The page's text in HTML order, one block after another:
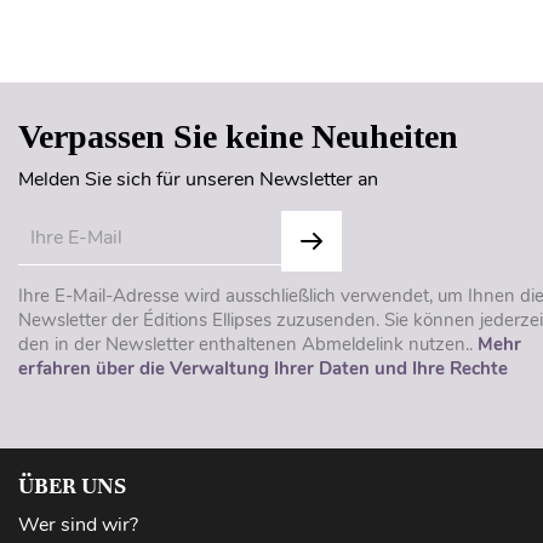
Verpassen Sie keine Neuheiten
Melden Sie sich für unseren Newsletter an
Ihre E-Mail-Adresse wird ausschließlich verwendet, um Ihnen die
Newsletter der Éditions Ellipses zuzusenden. Sie können
den in der Newsletter enthaltenen Abmeldelink nutzen.. Mehr
erfahren über die Verwaltung Ihrer Daten und Ihre Rechte
ÜBER UNS
Wer sind wir?